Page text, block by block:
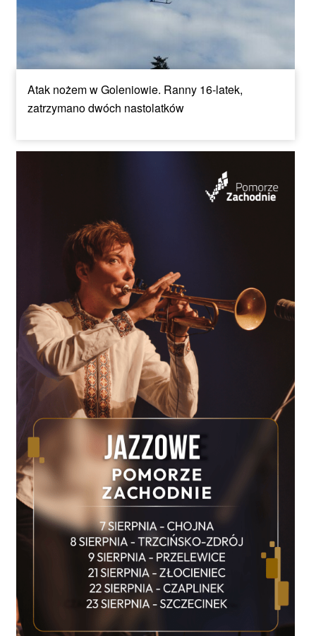
Atak nożem w Goleniowie. Ranny 16-latek,
zatrzymano dwóch nastolatków